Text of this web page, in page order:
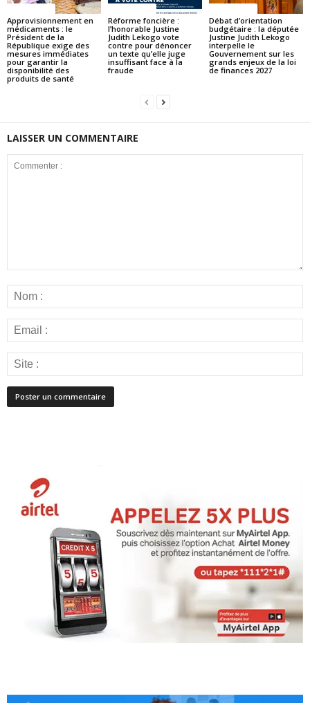
Approvisionnement en
médicaments : le
Président de la
République exige des
mesures immédiates
pour garantir la
disponibilité des
produits de santé
Réforme foncière :
l’honorable Justine
Judith Lekogo vote
contre pour dénoncer
un texte qu’elle juge
insuffisant face à la
fraude
Débat d’orientation
budgétaire : la députée
Justine Judith Lekogo
interpelle le
Gouvernement sur les
grands enjeux de la loi
de finances 2027
LAISSER UN COMMENTAIRE